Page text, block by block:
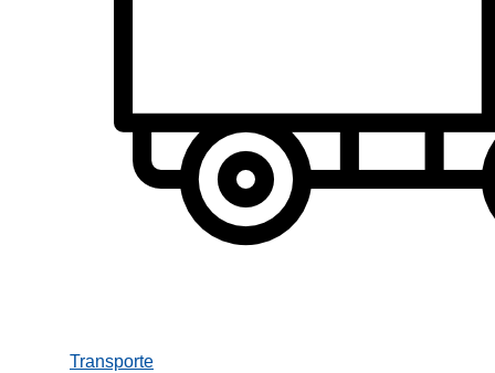
Transporte